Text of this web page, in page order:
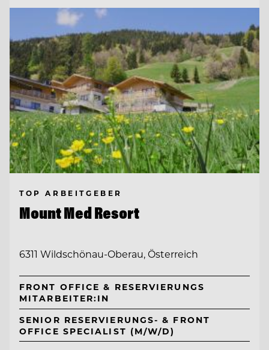
TOP ARBEITGEBER
Mount Med Resort
6311 Wildschönau-Oberau, Österreich
FRONT OFFICE & RESERVIERUNGS
MITARBEITER:IN
SENIOR RESERVIERUNGS- & FRONT
OFFICE SPECIALIST (M/W/D)